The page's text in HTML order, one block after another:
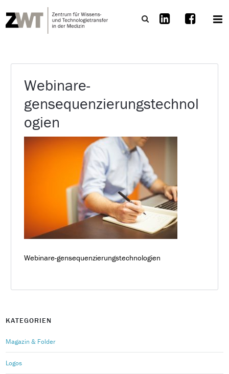
Webinare-
gensequenzierungstechnol
ogien
Webinare-gensequenzierungstechnologien
KATEGORIEN
Magazin & Folder
Logos